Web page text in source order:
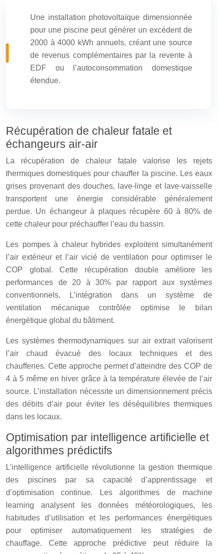
Une installation photovoltaïque dimensionnée
pour une piscine peut générer un excédent de
2000 à 4000 kWh annuels, créant une source
de revenus complémentaires par la revente à
EDF ou l’autoconsommation domestique
étendue.
Récupération de chaleur fatale et
échangeurs air-air
La récupération de chaleur fatale valorise les rejets
thermiques domestiques pour chauffer la piscine. Les eaux
grises provenant des douches, lave-linge et lave-vaisselle
transportent une énergie considérable généralement
perdue. Un échangeur à plaques récupère 60 à 80% de
cette chaleur pour préchauffer l’eau du bassin.
Les pompes à chaleur hybrides exploitent simultanément
l’air extérieur et l’air vicié de ventilation pour optimiser le
COP global. Cette récupération double améliore les
performances de 20 à 30% par rapport aux systèmes
conventionnels. L’intégration dans un système de
ventilation mécanique contrôlée optimise le bilan
énergétique global du bâtiment.
Les systèmes thermodynamiques sur air extrait valorisent
l’air chaud évacué des locaux techniques et des
chaufferies. Cette approche permet d’atteindre des COP de
4 à 5 même en hiver grâce à la température élevée de l’air
source. L’installation nécessite un dimensionnement précis
des débits d’air pour éviter les déséquilibres thermiques
dans les locaux.
Optimisation par intelligence artificielle et
algorithmes prédictifs
L’intelligence artificielle révolutionne la gestion thermique
des piscines par sa capacité d’apprentissage et
d’optimisation continue. Les algorithmes de machine
learning analysent les données météorologiques, les
habitudes d’utilisation et les performances énergétiques
pour optimiser automatiquement les stratégies de
chauffage. Cette approche prédictive peut réduire la